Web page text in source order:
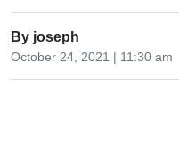
By joseph
October 24, 2021 | 11:30 am